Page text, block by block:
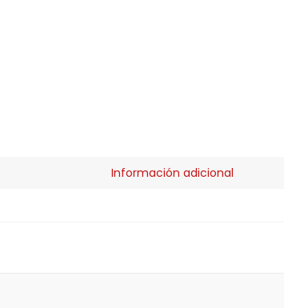
Información adicional